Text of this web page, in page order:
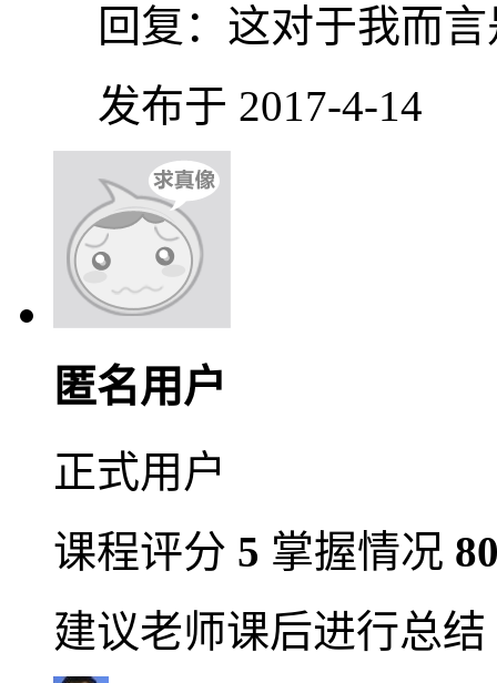
回复： 这对于我而
发布于 2017-4-14
匿名用户
正式用户
课程评分 5 掌握情况
建议老师课后进行总结